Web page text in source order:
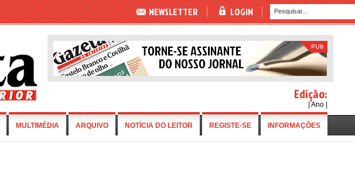
NEWSLETTER LOGIN
Edição:
| Ano |
MULTIMÉDIA ARQUIVO NOTÍCIA DO LEITOR REGISTE-SE INFORMAÇÕES